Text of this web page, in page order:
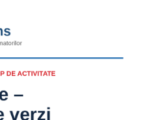
– gama de modele,
InfoCons